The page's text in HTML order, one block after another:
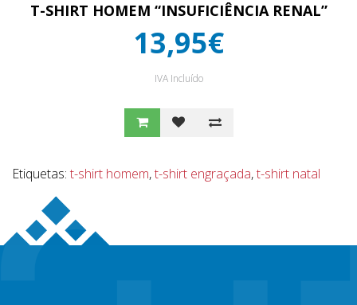
T-SHIRT HOMEM “INSUFICIÊNCIA RENAL”
13,95€
IVA Incluído
Etiquetas: t-shirt homem,t-shirt engraçada,t-shirt natal